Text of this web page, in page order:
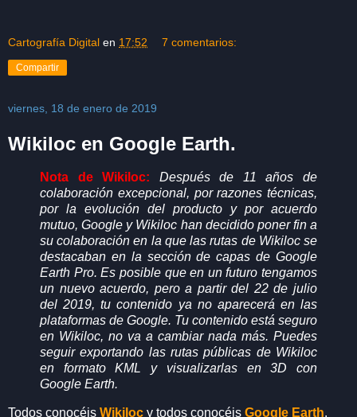
Cartografía Digital en 17:52 7 comentarios:
Compartir
viernes, 18 de enero de 2019
Wikiloc en Google Earth.
Nota de Wikiloc:
Después de 11 años de
colaboración excepcional, por razones técnicas,
por la evolución del producto y por acuerdo
mutuo, Google y Wikiloc han decidido poner fin a
su colaboración en la que las rutas de Wikiloc se
destacaban en la sección de capas de Google
Earth Pro. Es posible que en un futuro tengamos
un nuevo acuerdo, pero a partir del 22 de julio
del 2019, tu contenido ya no aparecerá en las
plataformas de Google. Tu contenido está seguro
en Wikiloc, no va a cambiar nada más. Puedes
seguir exportando las rutas públicas de Wikiloc
en formato KML y visualizarlas en 3D con
Google Earth.
Todos conocéis Wikiloc y todos conocéis Google Earth.